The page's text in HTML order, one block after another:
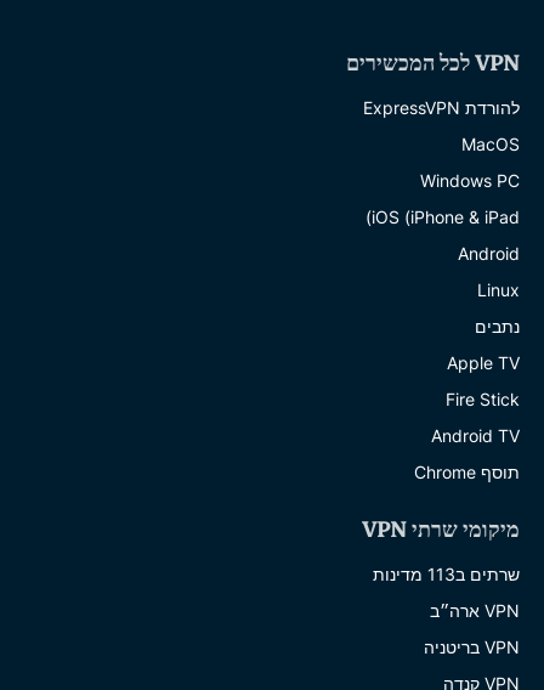
VPN לכל המכשירים
להורדת ExpressVPN
MacOS
Windows PC
iOS (iPhone & iPad)
Android
Linux
נתבים
Apple TV
Fire Stick
Android TV
תוסף Chrome
מיקומי שרתי VPN
שרתים ב113 מדינות
VPN ארה״ב
VPN בריטניה
VPN קנדה